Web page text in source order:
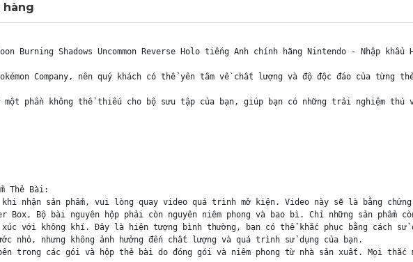
hàng
Burning Shadows Uncommon Reverse Holo tiếng Anh chính hãng Nintendo - Nhập khẩu
Company, nên quý khách có thể yên tâm về chất lượng và độ độc đáo của
phần không thể thiếu cho bộ sưu tập của bạn, giúp bạn có những trải nghiệm
Thẻ Bài:
khi nhận sản phẩm, vui lòng quay video quá trình mở kiện. Video này sẽ là bằng
Box, Bộ bài nguyên hộp phải còn nguyên niêm phong và bao bì. Chỉ những sản phẩm
với không khí. Đây là hiện tượng bình thường, bạn có thể khắc phục bằng cách sử
nhưng không ảnh hưởng đến chất lượng và quá trình sử dụng của bạn.
trong các gói và hộp thẻ bài do đóng gói và niêm phong từ nhà sản xuất. Mọi